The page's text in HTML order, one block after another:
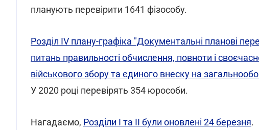
планують перевірити 1641 фізособу.
Розділ IV плану-графіка "Документальні планові
питань правильності обчислення, повноти і
військового збору та єдиного внеску на
У 2020 році перевірять 354 юрособи.
Нагадаємо, Розділи І та IІ були оновлені 24 березня.